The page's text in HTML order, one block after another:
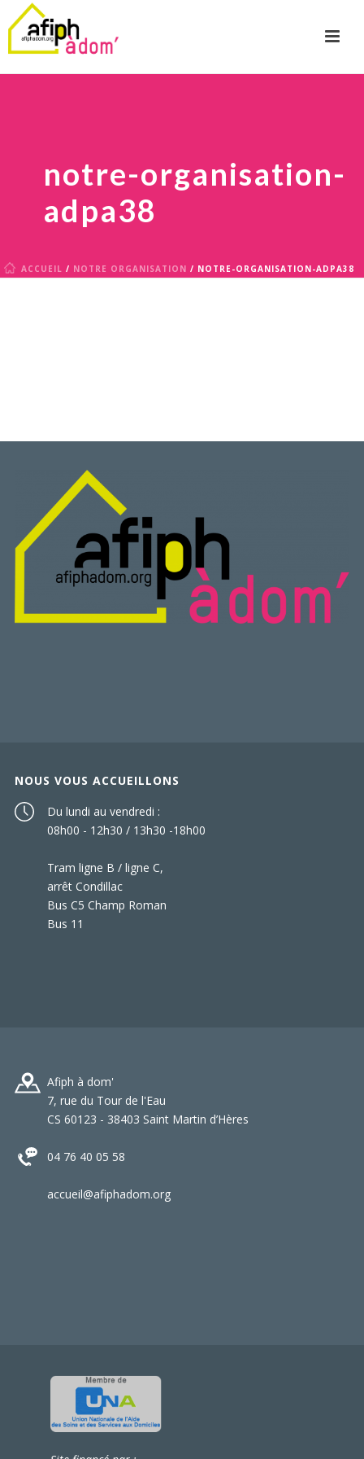
notre-organisation-
adpa38
ACCUEIL / NOTRE ORGANISATION / NOTRE-ORGANISATION-ADPA38
NOUS VOUS ACCUEILLONS
Du lundi au vendredi :
08h00 - 12h30 / 13h30 -18h00
Tram ligne B / ligne C,
arrêt Condillac
Bus C5 Champ Roman
Bus 11
Afiph à dom'
7, rue du Tour de l'Eau
CS 60123 - 38403 Saint Martin d’Hères
04 76 40 05 58
accueil@afiphadom.org